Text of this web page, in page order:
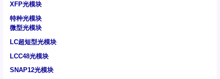
XFP光模块
特种光模块
微型光模块
LC超短型光模块
LCC48光模块
SNAP12光模块